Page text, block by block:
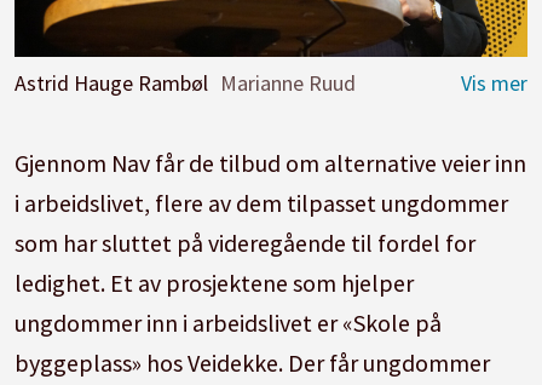
Astrid Hauge Rambøl Marianne Ruud
Gjennom Nav får de tilbud om alternative veier inn
i arbeidslivet, flere av dem tilpasset ungdommer
som har sluttet på videregående til fordel for
ledighet. Et av prosjektene som hjelper
ungdommer inn i arbeidslivet er «Skole på
byggeplass» hos Veidekke. Der får ungdommer